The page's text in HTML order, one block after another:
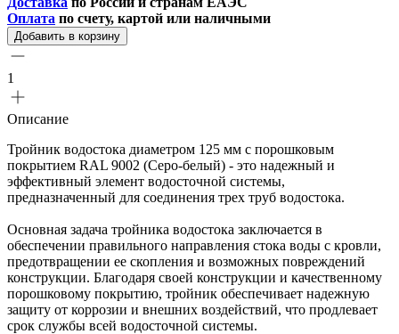
Оплата по счету, картой или наличными
Добавить в корзину
1
Описание
Тройник водостока диаметром 125 мм с порошковым
покрытием RAL 9002 (Серо-белый) - это надежный и
эффективный элемент водосточной системы,
предназначенный для соединения трех труб водостока.
Основная задача тройника водостока заключается в
обеспечении правильного направления стока воды с кровли,
предотвращении ее скопления и возможных повреждений
конструкции. Благодаря своей конструкции и качественному
порошковому покрытию, тройник обеспечивает надежную
защиту от коррозии и внешних воздействий, что продлевает
срок службы всей водосточной системы.